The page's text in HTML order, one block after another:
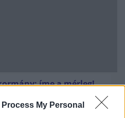
Process My Personal
íme a mérleg!